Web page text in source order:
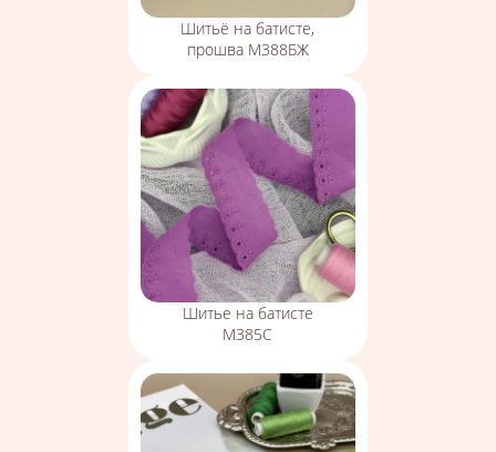
Шитьё на батисте,
прошва М388БЖ
Шитье на батисте
М385С